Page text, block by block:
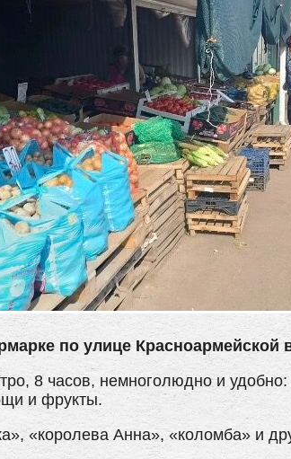
по улице Красноармейской
8 часов, немноголюдно и
и фрукты.
«королева Анна», «коломба» и